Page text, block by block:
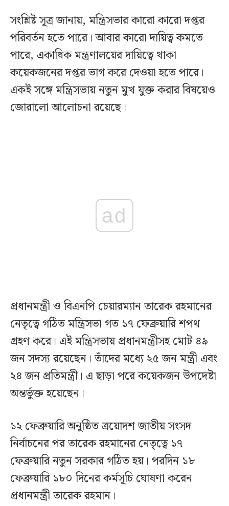
সংশ্লিষ্ট সূত্র জানায়, মন্ত্রিসভার কারো কারো দপ্তর
পরিবর্তন হতে পারে। আবার কারো দায়িত্ব কমতে
পারে, একাধিক মন্ত্রণালয়ের দায়িত্বে থাকা
কয়েকজনের দপ্তর ভাগ করে দেওয়া হতে পারে।
একই সঙ্গে মন্ত্রিসভায় নতুন মুখ যুক্ত করার বিষয়েও
জোরালো আলোচনা রয়েছে।
ad
প্রধানমন্ত্রী ও বিএনপি চেয়ারম্যান তারেক রহমানের
নেতৃত্বে গঠিত মন্ত্রিসভা গত ১৭ ফেব্রুয়ারি শপথ
গ্রহণ করে। এই মন্ত্রিসভায় প্রধানমন্ত্রীসহ মোট ৪৯
জন সদস্য রয়েছেন। তাঁদের মধ্যে ২৫ জন মন্ত্রী এবং
২৪ জন প্রতিমন্ত্রী। এ ছাড়া পরে কয়েকজন উপদেষ্টা
অন্তর্ভুক্ত হয়েছেন।
১২ ফেব্রুয়ারি অনুষ্ঠিত ত্রয়োদশ জাতীয় সংসদ
নির্বাচনের পর তারেক রহমানের নেতৃত্বে ১৭
ফেব্রুয়ারি নতুন সরকার গঠিত হয়। পরদিন ১৮
ফেব্রুয়ারি ১৮০ দিনের কর্মসূচি ঘোষণা করেন
প্রধানমন্ত্রী তারেক রহমান।